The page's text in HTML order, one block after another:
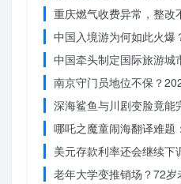
重庆燃气收费异常，整
中国入境游为何如此火爆
中国牵头制定国际旅游城
南京守门员地位不保？
深海鲨鱼与川剧变脸竟
哪吒之魔童闹海翻译难题
美元存款利率还会继续下
老年大学变推销场？72